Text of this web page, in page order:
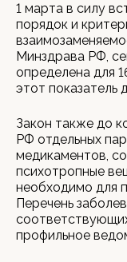
1 марта в силу
порядок и
Минздрава РФ,
определена для
этот показатель
Закон также до
РФ отдельных
медикаментов,
психотропные
необходимо для
Перечень
профильное